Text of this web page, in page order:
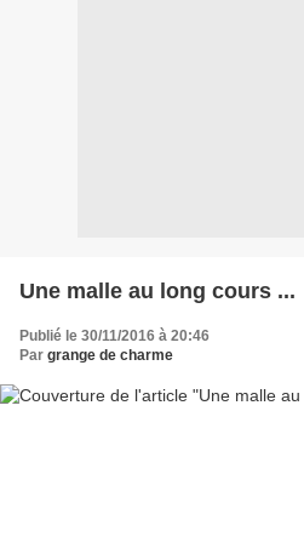
Une malle au long cours ...
Publié le 30/11/2016 à 20:46
Par grange de charme